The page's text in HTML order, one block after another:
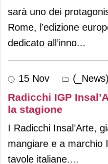
sarà uno dei
Rome, l’edizione
dedicato all’inno...
15 Nov (_News)
Radicchi IGP
la stagione
I Radicchi Insal’Arte,
mangiare e a marchio
tavole italiane....